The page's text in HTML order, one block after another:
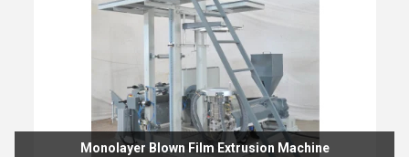
Monolayer Blown Film Extrusion Machine